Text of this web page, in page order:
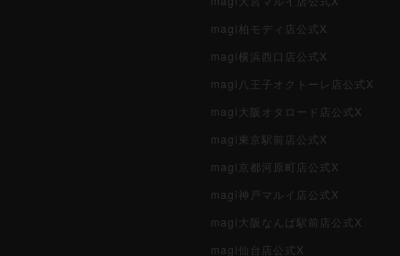
magi柏モディ店公式X
magi横浜西口店公式X
magi八王子オクトーレ店公式X
magi大阪オタロード店公式X
magi東京駅前店公式X
magi京都河原町店公式X
magi神戸マルイ店公式X
magi大阪なんば駅前店公式X
magi仙台店公式X